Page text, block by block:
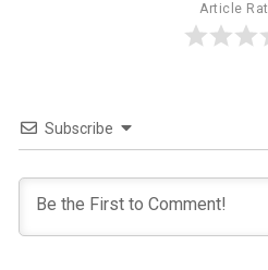
Article
Subscribe